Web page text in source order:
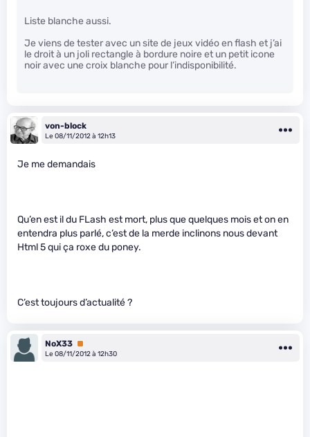
Liste blanche aussi.
Je viens de tester avec un site de jeux vidéo en flash et j’ai
le droit à un joli rectangle à bordure noire et un petit icone
noir avec une croix blanche pour l’indisponibilité.
von-block
Le 08/11/2012 à 12h13
Je me demandais
Qu’en est il du FLash est mort, plus que quelques mois et on en
entendra plus parlé, c’est de la merde inclinons nous devant
Html 5 qui ça roxe du poney.
C’est toujours d’actualité ?
NoX33 Premium
Le 08/11/2012 à 12h30